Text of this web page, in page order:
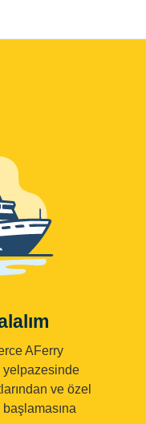
AFerry
yelpazesinde
ve özel